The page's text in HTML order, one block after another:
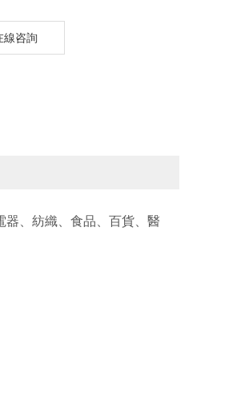
線咨詢
器、紡織、食品、百貨、醫